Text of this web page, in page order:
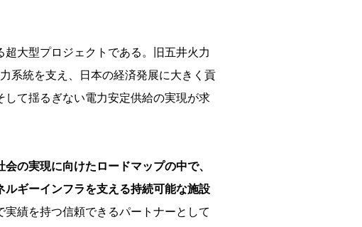
大型プロジェクトである。旧五井火力
系統を支え、日本の経済発展に大きく貢
て揺るぎない電力安定供給の実現が求
の実現に向けたロードマップの中で、
ギーインフラを支える持続可能な施設
績を持つ信頼できるパートナーとして